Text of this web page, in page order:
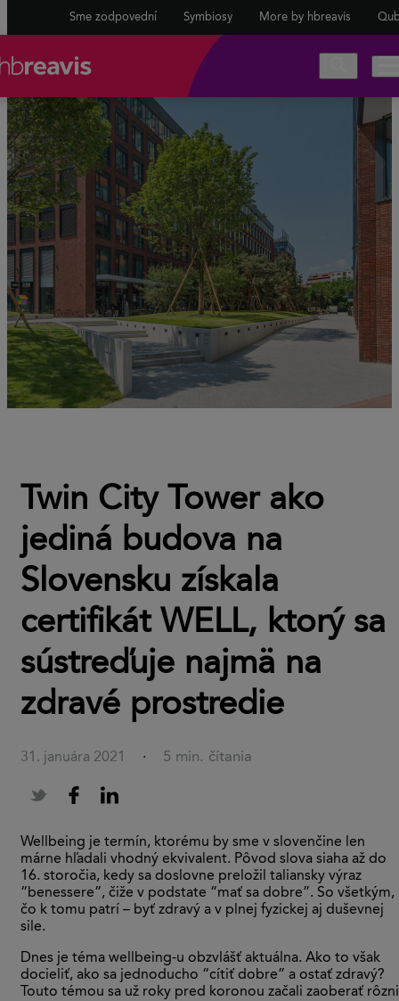
Sme zodpovední Symbiosy More by hbreavis
Twin City Tower ako
jediná budova na
Slovensku získala
certifikát WELL, ktorý sa
sústreďuje najmä na
zdravé prostredie
31. januára 2021 · 5 min. čítania
Wellbeing je termín, ktorému by sme v slovenčine len
márne hľadali vhodný ekvivalent. Pôvod slova siaha až do
16. storočia, kedy sa doslovne preložil taliansky výraz
“benessere”, čiže v podstate “mať sa dobre”. So všetkým,
čo k tomu patrí – byť zdravý a v plnej fyzickej aj duševnej
sile.
Dnes je téma wellbeing-u obzvlášť aktuálna. Ako to však
docieliť, ako sa jednoducho “cítiť dobre” a ostať zdravý?
Touto témou sa už roky pred koronou začali zaoberať rôzni